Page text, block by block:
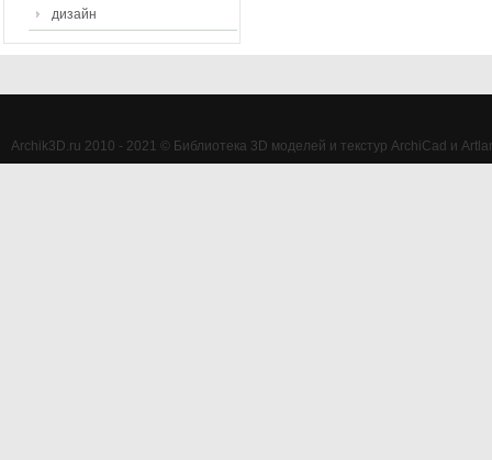
дизайн
Archik3D.ru 2010 - 2021 © Библиотека 3D моделей и текстур ArchiCad и